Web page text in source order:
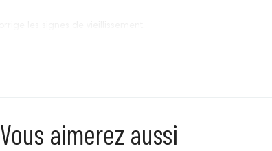
Vous aimerez aussi